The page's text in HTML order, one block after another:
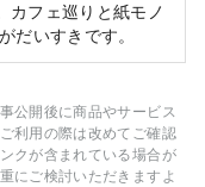
カフェ巡りと紙モノ
だいすきです。
公開後に商品やサービス
利用の際は改めてご確認
クが含まれている場合が
にご検討いただきますよ